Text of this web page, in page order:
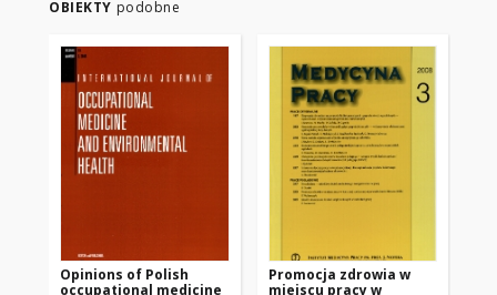
OBIEKTY podobne
Opinions of Polish
occupational medicine
Promocja zdrowia w
miejscu pracy w